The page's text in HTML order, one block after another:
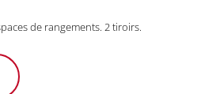
de rangements. 2 tiroirs.